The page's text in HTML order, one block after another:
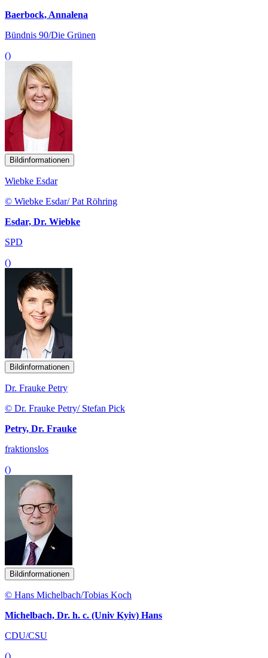
Baerbock, Annalena
Bündnis 90/Die Grünen
()
Bildinformationen
Wiebke Esdar
© Wiebke Esdar/ Pat Röhring
Esdar, Dr. Wiebke
SPD
()
Bildinformationen
Dr. Frauke Petry
© Dr. Frauke Petry/ Stefan Pick
Petry, Dr. Frauke
fraktionslos
()
Bildinformationen
© Hans Michelbach/Tobias Koch
Michelbach, Dr. h. c. (Univ Kyiv) Hans
CDU/CSU
()